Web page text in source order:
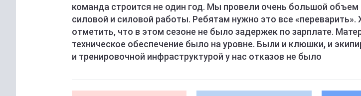
команда строится не один год. Мы провели очень большой объем
силовой и силовой работы. Ребятам нужно это все «переварить».
отметить, что в этом сезоне не было задержек по зарплате.
техническое обеспечение было на уровне. Были и клюшки, и
и тренировочной инфраструктурой у нас отказов не было